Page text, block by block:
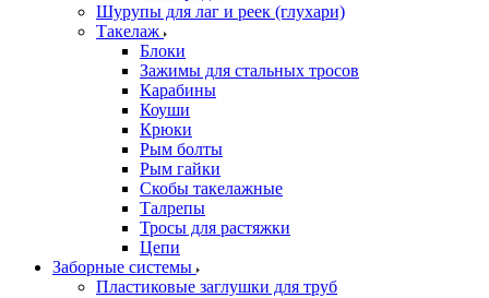
Шурупы для лаг и реек (глухари)
Такелаж
Блоки
Зажимы для стальных тросов
Карабины
Коуши
Крюки
Рым болты
Рым гайки
Скобы такелажные
Талрепы
Тросы для растяжки
Цепи
Заборные системы
Пластиковые заглушки для труб